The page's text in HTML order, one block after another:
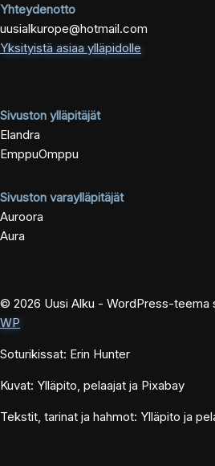
Yhteydenotto
uusialkurope@hotmail.com
Yksityistä asiaa ylläpidolle
Sivuston ylläpitäjät
Elandra
EmppuOmppu
Sivuston varaylläpitäjät
Auroora
Aura
© 2026 Uusi Alku - WordPress-teema
WP
Soturikissat: Erin Hunter
Kuvat: Ylläpito, pelaajat ja Pixabay
Tekstit, tarinat ja hahmot: Ylläpito ja